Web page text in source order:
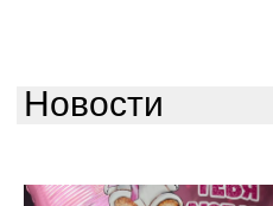
Новости